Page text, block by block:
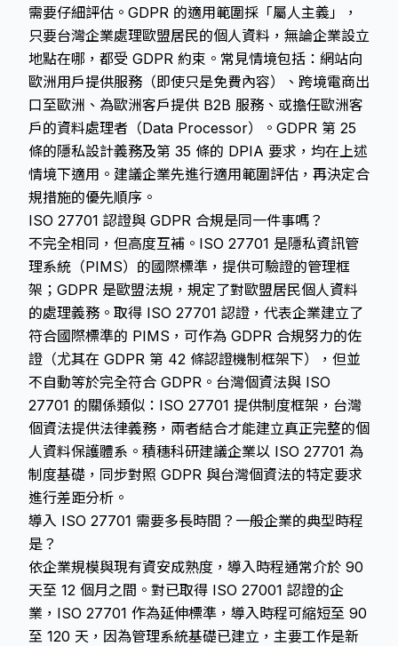
需要仔細評估。GDPR 的適用範圍採「屬人主義」，
只要台灣企業處理歐盟居民的個人資料，無論企業設立
地點在哪，都受 GDPR 約束。常見情境包括：網站向
歐洲用戶提供服務（即使只是免費內容）、跨境電商出
口至歐洲、為歐洲客戶提供 B2B 服務、或擔任歐洲客
戶的資料處理者（Data Processor）。GDPR 第 25
條的隱私設計義務及第 35 條的 DPIA 要求，均在上述
情境下適用。建議企業先進行適用範圍評估，再決定合
規措施的優先順序。
ISO 27701 認證與 GDPR 合規是同一件事嗎？
不完全相同，但高度互補。ISO 27701 是隱私資訊管
理系統（PIMS）的國際標準，提供可驗證的管理框
架；GDPR 是歐盟法規，規定了對歐盟居民個人資料
的處理義務。取得 ISO 27701 認證，代表企業建立了
符合國際標準的 PIMS，可作為 GDPR 合規努力的佐
證（尤其在 GDPR 第 42 條認證機制框架下），但並
不自動等於完全符合 GDPR。台灣個資法與 ISO
27701 的關係類似：ISO 27701 提供制度框架，台灣
個資法提供法律義務，兩者結合才能建立真正完整的個
人資料保護體系。積穗科研建議企業以 ISO 27701 為
制度基礎，同步對照 GDPR 與台灣個資法的特定要求
進行差距分析。
導入 ISO 27701 需要多長時間？一般企業的典型時程
是？
依企業規模與現有資安成熟度，導入時程通常介於 90
天至 12 個月之間。對已取得 ISO 27001 認證的企
業，ISO 27701 作為延伸標準，導入時程可縮短至 90
至 120 天，因為管理系統基礎已建立，主要工作是新